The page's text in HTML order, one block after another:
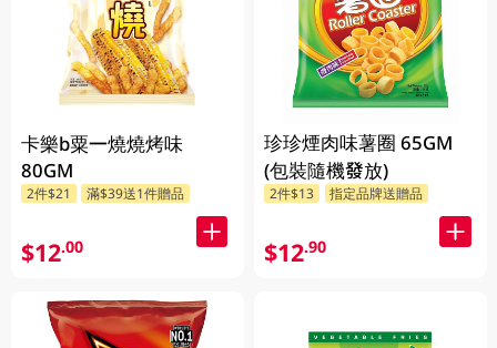
卡樂b粟一燒燒烤味
80GM
2件$21 滿$39送1件贈品
$12.00
珍珍煙肉味薯圈 65GM
(包裝隨機發放)
2件$13 指定品牌送贈品
$12.90